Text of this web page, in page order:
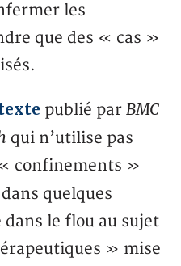
les
que des « cas »
publié parBMC
qui n’utilise pas
confinements »
quelques
le flou au sujet
» mise